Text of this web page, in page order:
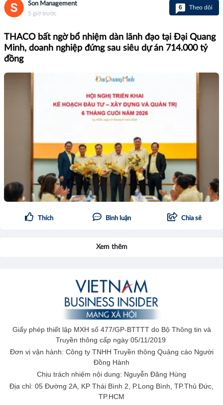
Son Management
5 giờ trước
6 Theo dõi
THACO bất ngờ bổ nhiệm dàn lãnh đạo tại Đại Quang
Minh, doanh nghiệp đứng sau siêu dự án 714.000 tỷ
đồng
Thích Bình luận Chia sẻ
Xem thêm
Giấy phép thiết lập MXH số 477/GP-BTTTT do Bộ Thông tin và
Truyền thông cấp ngày 05/11/2019
Đơn vị vận hành: Công ty TNHH Truyền thông Quảng cáo Người
Đồng Hành
Chịu trách nhiệm nội dung: Nguyễn Đăng Hùng
Địa chỉ: 05 Đường 2A, KP Thái Bình 2, P.Long Bình, TP.Thủ Đức,
TP.HCM